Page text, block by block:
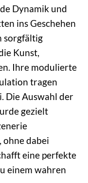
Dynamik und
ins Geschehen
sorgfältig
Kunst,
Ihre modulierte
tragen
Die Auswahl der
gezielt
ohne dabei
eine perfekte
einem wahren